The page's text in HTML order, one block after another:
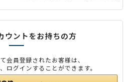
ウントをお持ちの方
員登録されたお客様は、
グインすることができます。